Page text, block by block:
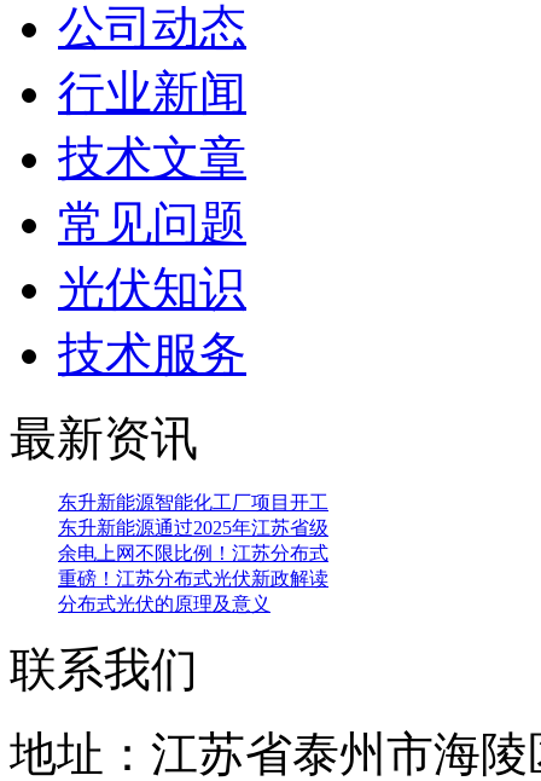
公司动态
行业新闻
技术文章
常见问题
光伏知识
技术服务
最新资讯
东升新能源智能化工厂项目开工
东升新能源通过2025年江苏省级
余电上网不限比例！江苏分布式
重磅！江苏分布式光伏新政解读
分布式光伏的原理及意义
联系我们
地址：江苏省泰州市海